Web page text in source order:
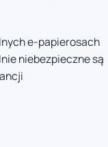
e-papierosach
niebezpieczne są